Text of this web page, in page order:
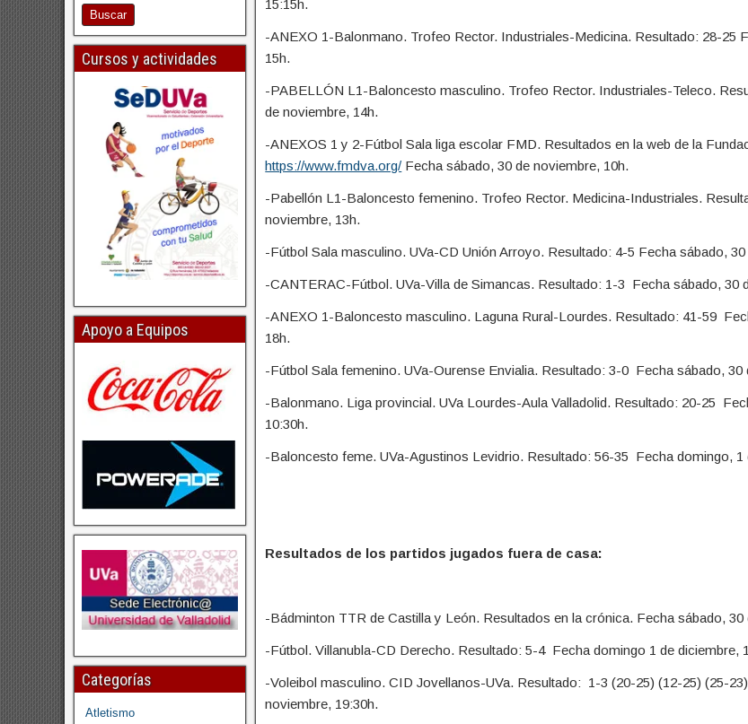
15:15h.
-ANEXO 1-Balonmano. Trofeo Rector. Industriales-Medicina. Resultado: 28-25
15h.
-PABELLÓN L1-Baloncesto masculino. Trofeo Rector. Industriales-Teleco.
de noviembre, 14h.
-ANEXOS 1 y 2-Fútbol Sala liga escolar FMD. Resultados en la web de la
https://www.fmdva.org/ Fecha sábado, 30 de noviembre, 10h.
-Pabellón L1-Baloncesto femenino. Trofeo Rector. Medicina-Industriales.
noviembre, 13h.
-Fútbol Sala masculino. UVa-CD Unión Arroyo. Resultado: 4-5 Fecha sábado,
-CANTERAC-Fútbol. UVa-Villa de Simancas. Resultado: 1-3 Fecha sábado, 30
-ANEXO 1-Baloncesto masculino. Laguna Rural-Lourdes. Resultado: 41-59
18h.
-Fútbol Sala femenino. UVa-Ourense Envialia. Resultado: 3-0 Fecha sábado, 30
-Balonmano. Liga provincial. UVa Lourdes-Aula Valladolid. Resultado: 20-25
10:30h.
-Baloncesto feme. UVa-Agustinos Levidrio. Resultado: 56-35 Fecha domingo, 1
Resultados de los partidos jugados fuera de casa:
-Bádminton TTR de Castilla y León. Resultados en la crónica. Fecha sábado, 30
-Fútbol. Villanubla-CD Derecho. Resultado: 5-4 Fecha domingo 1 de diciembre,
-Voleibol masculino. CID Jovellanos-UVa. Resultado: 1-3 (20-25) (12-25) (25-
noviembre, 19:30h.
Cursos y actividades
Apoyo a Equipos
Categorías
Atletismo